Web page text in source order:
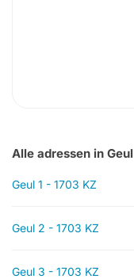
Alle adressen in Geul
Geul 1 - 1703 KZ
Geul 2 - 1703 KZ
Geul 3 - 1703 KZ